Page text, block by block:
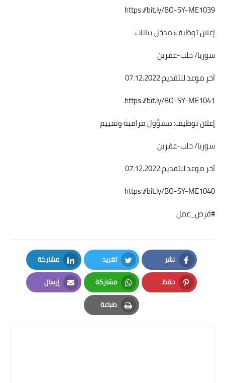
https://bit.ly/BO-SY-ME1039
إعلان توظيف: مدخل بيانات
سوريا/ حلب-عفرين
آخر موعد للتقديم:07.12.2022
https://bit.ly/BO-SY-ME1041
إعلان توظيف: مسؤول مراقبة وتقييم
سوريا/ حلب-عفرين
آخر موعد للتقديم:07.12.2022
https://bit.ly/BO-SY-ME1040
#فرص_عمل
نشر
Facebook
تغريد
Twitter
مشاركة
LinkedIn
حفظ
Pinterest
مشاركة
Whatsapp
إرسال
Email
طباعة
Print